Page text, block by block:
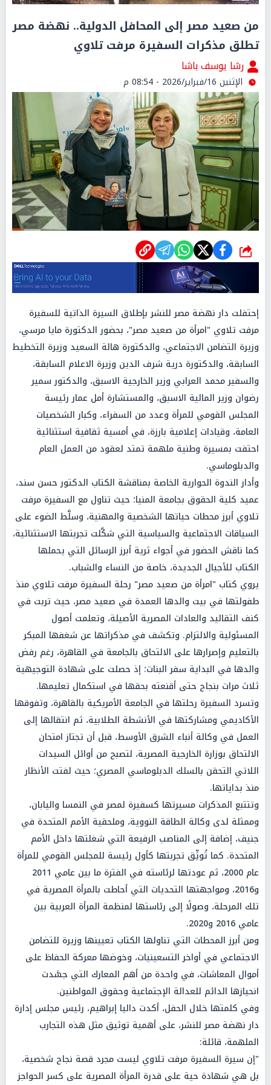
من صعيد مصر إلى المحافل الدولية.. نهضة مصر
تطلق مذكرات السفيرة مرفت تلاوي
رشا يوسف باشا
الإثنين 16/فبراير/2026 - 08:54 م
شارك
إحتفلت دار نهضة مصر للنشر بإطلاق السيرة الذاتية للسفيرة
مرفت تلاوي "امرأة من صعيد مصر"، بحضور الدكتورة مايا مرسي،
وزيرة التضامن الاجتماعي، والدكتورة هالة السعيد وزيرة التخطيط
السابقة، والدكتورة درية شرف الدين وزيرة الاعلام السابقة،
والسفير محمد العرابي وزير الخارجية الاسبق، والدكتور سمير
رضوان وزير المالية الاسبق، والمستشارة أمل عمار رئيسة
المجلس القومي للمرأة وعدد من السفراء، وكبار الشخصيات
العامة، وقيادات إعلامية بارزة، في أمسية ثقافية استثنائية
احتفت بمسيرة وطنية ملهمة تمتد لعقود من العمل العام
والدبلوماسي.
وأدار الندوة الحوارية الخاصة بمناقشة الكتاب الدكتور حسن سند،
عميد كلية الحقوق بجامعة المنيا؛ حيث تناول مع السفيرة مرفت
تلاوي أبرز محطات حياتها الشخصية والمهنية، وسلَّط الضوء على
السياقات الاجتماعية والسياسية التي شكَّلت تجربتها الاستثنائية،
كما ناقش الحضور في أجواء ثرية أبرز الرسائل التي يحملها
الكتاب للأجيال الجديدة، خاصة من النساء والشباب.
يروي كتاب "امرأة من صعيد مصر" رحلة السفيرة مرفت تلاوي منذ
طفولتها في بيت والدها العمدة في صعيد مصر، حيث تربت في
كنف التقاليد والعادات المصرية الأصيلة، وتعلمت أصول
المسئولية والالتزام. وتكشف في مذكراتها عن شغفها المبكر
بالتعليم وإصرارها على الالتحاق بالجامعة في القاهرة، رغم رفض
والدها في البداية سفر البنات؛ إذ حصلت على شهادة التوجيهية
ثلاث مرات بنجاح حتى أقنعته بحقها في استكمال تعليمها.
وتسرد السفيرة رحلتها في الجامعة الأمريكية بالقاهرة، وتفوقها
الأكاديمي ومشاركتها في الأنشطة الطلابية، ثم انتقالها إلى
العمل في وكالة أنباء الشرق الأوسط، قبل أن تجتاز امتحان
الالتحاق بوزارة الخارجية المصرية، لتصبح من أوائل السيدات
اللاتي التحقن بالسلك الدبلوماسي المصري؛ حيث لفتت الأنظار
منذ بداياتها.
وتتتبع المذكرات مسيرتها كسفيرة لمصر في النمسا واليابان،
وممثلة لدى وكالة الطاقة النووية، وملحقية الأمم المتحدة في
جنيف، إضافة إلى المناصب الرفيعة التي شغلتها داخل الأمم
المتحدة. كما تُوثِّق تجربتها كأول رئيسة للمجلس القومي للمرأة
عام 2000، ثم عودتها لرئاسته في الفترة ما بين عامي 2011
و2016، ومواجهتها التحديات التي أحاطت بالمرأة المصرية في
تلك المرحلة، وصولًا إلى رئاستها لمنظمة المرأة العربية بين
عامي 2016 و2020.
ومن أبرز المحطات التي تناولها الكتاب تعيينها وزيرة للتضامن
الاجتماعي في أواخر التسعينيات، وخوضها معركة الحفاظ على
أموال المعاشات، في واحدة من أهم المعارك التي جسَّدت
انحيازها الدائم للعدالة الإجتماعية وحقوق المواطنين.
وفي كلمتها خلال الحفل، أكدت داليا إبراهيم، رئيس مجلس إدارة
دار نهضة مصر للنشر، على أهمية توثيق مثل هذه التجارب
الملهمة، قائلة:
"إن سيرة السفيرة مرفت تلاوي ليست مجرد قصة نجاح شخصية،
بل هي شهادة حية على قدرة المرأة المصرية على كسر الحواجز